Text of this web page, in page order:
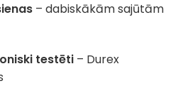
– dabiskākām sajūtām
testēti– Durex